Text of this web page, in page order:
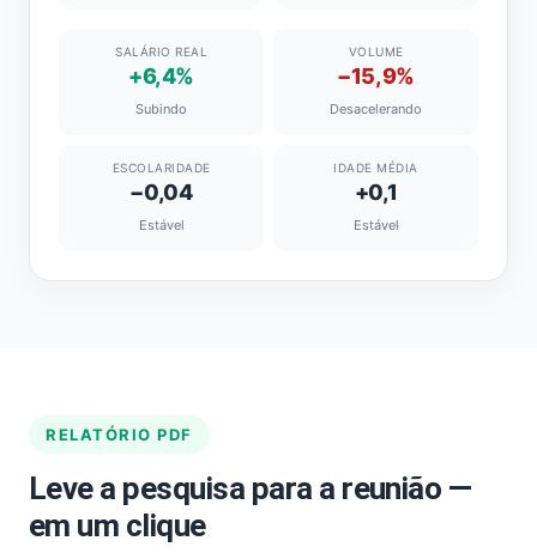
SALÁRIO REAL
+6,4%
Subindo
VOLUME
−15,9%
Desacelerando
ESCOLARIDADE
−0,04
Estável
IDADE MÉDIA
+0,1
Estável
RELATÓRIO PDF
Leve a pesquisa para a reunião —
em um clique